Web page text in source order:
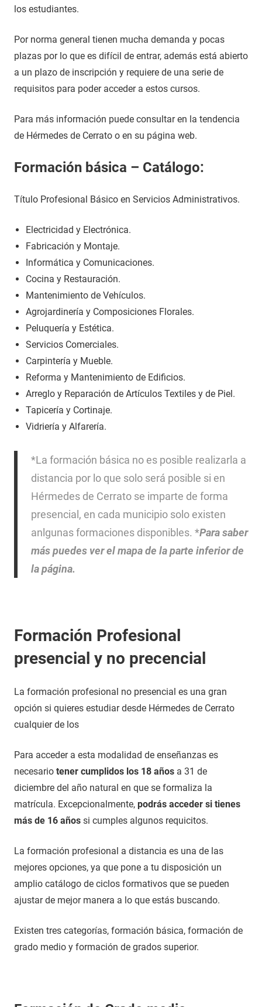
los estudiantes.
Por norma general tienen mucha demanda y pocas
plazas por lo que es difícil de entrar, además está abierto
a un plazo de inscripción y requiere de una serie de
requisitos para poder acceder a estos cursos.
Para más información puede consultar en la tendencia
de Hérmedes de Cerrato o en su página web.
Formación básica – Catálogo:
Título Profesional Básico en Servicios Administrativos.
Electricidad y Electrónica.
Fabricación y Montaje.
Informática y Comunicaciones.
Cocina y Restauración.
Mantenimiento de Vehículos.
Agrojardinería y Composiciones Florales.
Peluquería y Estética.
Servicios Comerciales.
Carpintería y Mueble.
Reforma y Mantenimiento de Edificios.
Arreglo y Reparación de Artículos Textiles y de Piel.
Tapicería y Cortinaje.
Vidriería y Alfarería.
*La formación básica no es posible realizarla a
distancia por lo que solo será posible si en
Hérmedes de Cerrato se imparte de forma
presencial, en cada municipio solo existen
anlgunas formaciones disponibles. *Para saber
más puedes ver el mapa de la parte inferior de
la página.
Formación Profesional
presencial y no precencial
La formación profesional no presencial es una gran
opción si quieres estudiar desde Hérmedes de Cerrato
cualquier de los
Para acceder a esta modalidad de enseñanzas es
necesario tener cumplidos los 18 años a 31 de
diciembre del año natural en que se formaliza la
matrícula. Excepcionalmente, podrás acceder si tienes
más de 16 años si cumples algunos requicitos.
La formación profesional a distancia es una de las
mejores opciones, ya que pone a tu disposición un
amplio catálogo de ciclos formativos que se pueden
ajustar de mejor manera a lo que estás buscando.
Existen tres categorías, formación básica, formación de
grado medio y formación de grados superior.